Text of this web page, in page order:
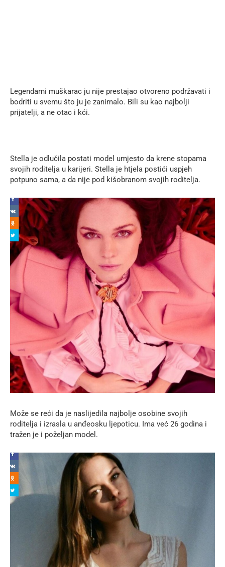
Legendarni muškarac ju nije prestajao otvoreno podržavati i
bodriti u svemu što ju je zanimalo. Bili su kao najbolji
prijatelji, a ne otac i kći.
Stella je odlučila postati model umjesto da krene stopama
svojih roditelja u karijeri. Stella je htjela postići uspjeh
potpuno sama, a da nije pod kišobranom svojih roditelja.
Može se reći da je naslijedila najbolje osobine svojih
roditelja i izrasla u anđeosku ljepoticu. Ima već 26 godina i
tražen je i poželjan model.